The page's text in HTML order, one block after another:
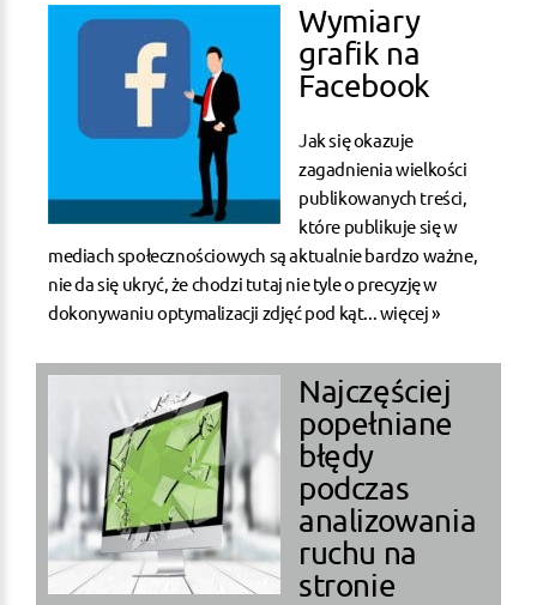
Wymiary
grafik na
Facebook
Jak się okazuje
zagadnienia wielkości
publikowanych treści,
które publikuje się w
mediach społecznościowych są aktualnie bardzo ważne,
nie da się ukryć, że chodzi tutaj nie tyle o precyzję w
dokonywaniu optymalizacji zdjęć pod kąt... więcej »
Najczęściej
popełniane
błędy
podczas
analizowania
ruchu na
stronie